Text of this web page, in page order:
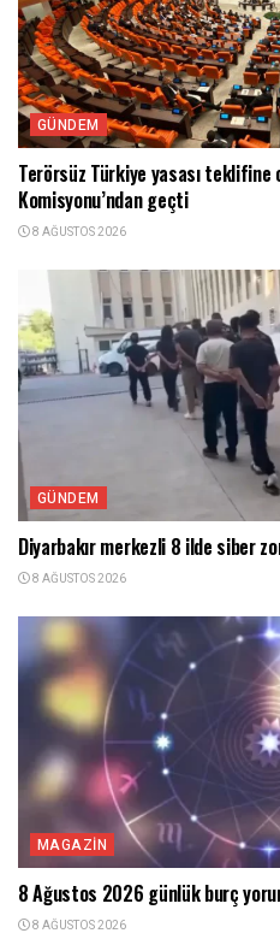
GÜNDEM
Terörsüz Türkiye yasası teklifine
Komisyonu’ndan geçti
8 AĞUSTOS 2026
GÜNDEM
Diyarbakır merkezli 8 ilde siber
8 AĞUSTOS 2026
MAGAZIN
8 Ağustos 2026 günlük burç
8 AĞUSTOS 2026